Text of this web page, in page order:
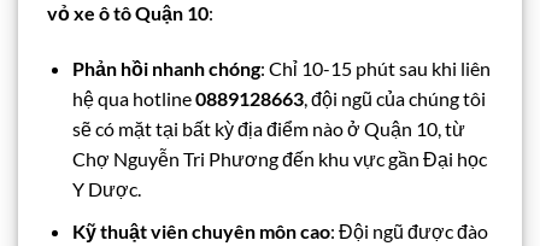
vỏ xe ô tô Quận 10:
Phản hồi nhanh chóng: Chỉ 10-15 phút sau khi liên
hệ qua hotline0889128663, đội ngũ của chúng tôi
sẽ có mặt tại bất kỳ địa điểm nào ở Quận 10, từ
Chợ Nguyễn Tri Phương đến khu vực gần Đại học
Y Dược.
Kỹ thuật viên chuyên môn cao: Đội ngũ được đào